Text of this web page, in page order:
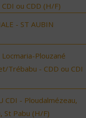
ou CDD (H/F)
- ST AUBIN
Plouzané
Trébabu - CDD ou CDI
CDI - Ploudalmézeau,
St Pabu (H/F)